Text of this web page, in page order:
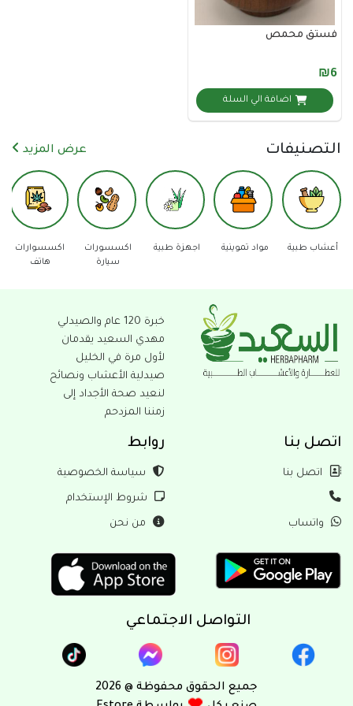
محمص
اضافة الي السلة
عرض المزيد
مواد تموينية اجهزة طبية
اكسسورات
اكسسوارات
هاتف
دفاع عن
النفس
خبرة 120 عام والصيدلي
مهدي السعيد يقدمان
لأول مرة في الخليل
صيدلية الأعشاب ونصائح
لنعيد صحة الأجداد إلى
زمننا المزدحم
بنا
بنا سياسة الخصوصية
شروط الإستخدام
من نحن
التواصل الاجتماعي
جميع الحقوق محفوظة @ 2026